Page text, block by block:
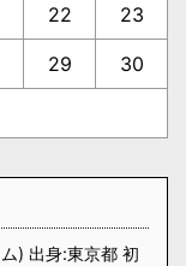
22 23
29 30
) 出身:東京都 初